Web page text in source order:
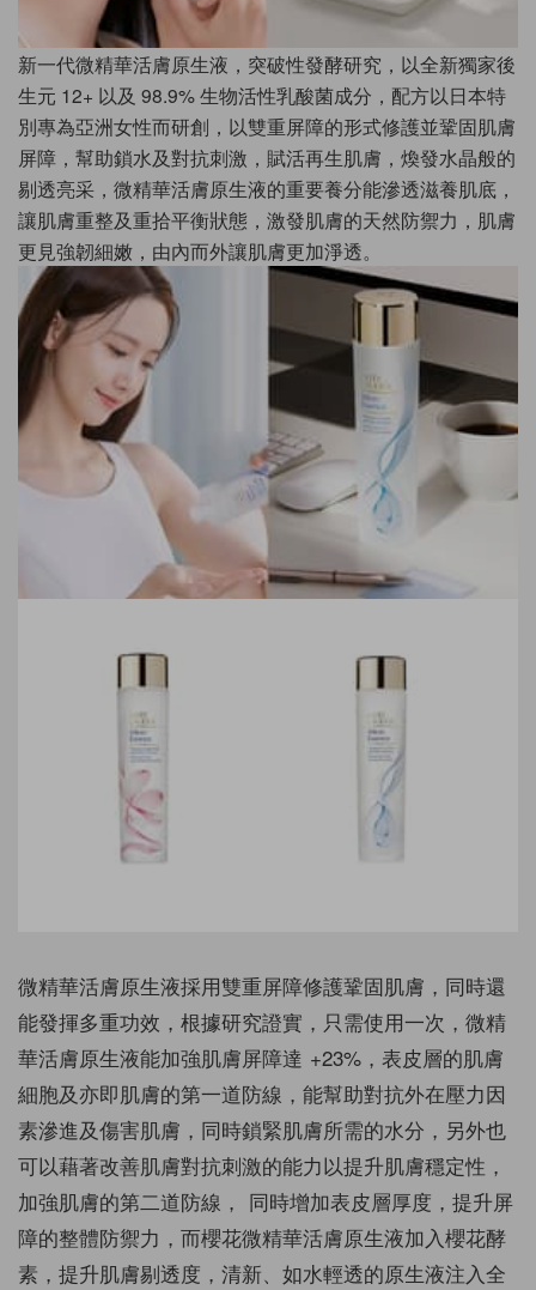
新一代微精華活膚原生液，突破性發酵研究，以全新獨家後
生元 12+ 以及 98.9% 生物活性乳酸菌成分，配方以日本特
別專為亞洲女性而研創，以雙重屏障的形式修護並鞏固肌膚
屏障，幫助鎖水及對抗刺激，賦活再生肌膚，煥發水晶般的
剔透亮采，微精華活膚原生液的重要養分能滲透滋養肌底，
讓肌膚重整及重拾平衡狀態，激發肌膚的天然防禦力，肌膚
更見強韌細嫩，由內而外讓肌膚更加淨透。
微精華活膚原生液採用雙重屏障修護鞏固肌膚，同時還
能發揮多重功效，根據研究證實，只需使用一次，微精
華活膚原生液能加強肌膚屏障達 +23%，表皮層的肌膚
細胞及亦即肌膚的第一道防線，能幫助對抗外在壓力因
素滲進及傷害肌膚，同時鎖緊肌膚所需的水分，另外也
可以藉著改善肌膚對抗刺激的能力以提升肌膚穩定性，
加強肌膚的第二道防線， 同時增加表皮層厚度，提升屏
障的整體防禦力，而櫻花微精華活膚原生液加入櫻花酵
素，提升肌膚剔透度，清新、如水輕透的原生液注入全